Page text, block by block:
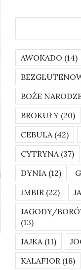
AWOKADO (14)
BOŻE
BROKUŁY(20)
CEBULA(42)
CYTRYNA(37)
DYNIA(12)
IMBIR(22)
JAGODY/
(13)
JAJKA(11)
KALAFIOR(18)